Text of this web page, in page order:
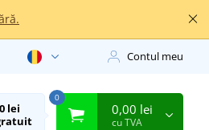
Contul meu
lei
0
0,00 lei
cu TVA